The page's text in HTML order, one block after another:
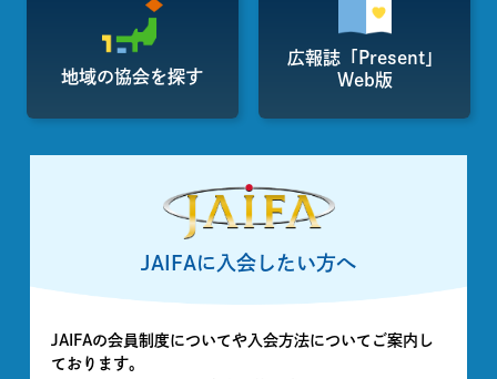
地域の協会を探す
広報誌「Present」
Web版
JAIFAに入会したい方へ
JAIFAの会員制度についてや入会方法についてご案内し
ております。